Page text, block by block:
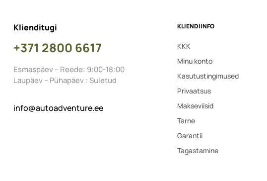
Klienditugi
+371 2800 6617
Esmaspäev – Reede: 9:00-18:00
Laupäev – Pühapäev : Suletud
info@autoadventure.ee
KLIENDIINFO
KKK
Minu konto
Kasutustingimused
Privaatsus
Makseviisid
Tarne
Garantii
Tagastamine